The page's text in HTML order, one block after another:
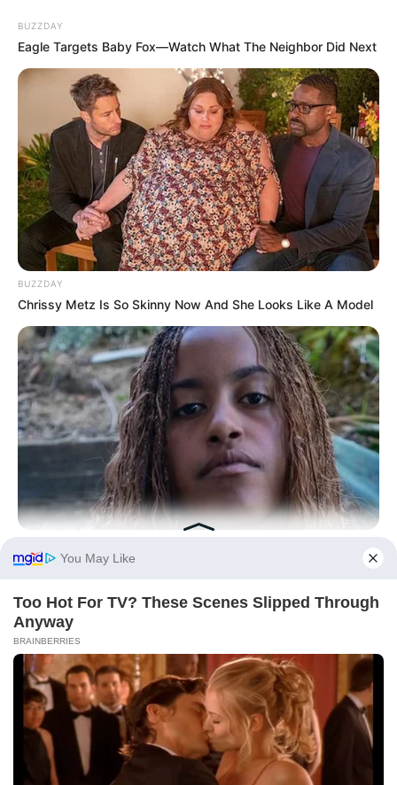
BUZZDAY
Eagle Targets Baby Fox—Watch What The Neighbor Did Next
BUZZDAY
Chrissy Metz Is So Skinny Now And She Looks Like A Model
Malia Obama's Transformation Is A Sight To See
BRAINBERRIES
The Stunning Transformation Of The Blue Lagoon Cast